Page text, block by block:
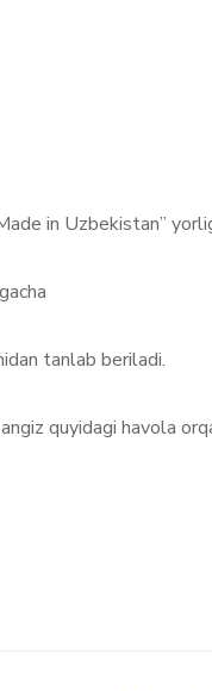
in Uzbekistan”
tanlab beriladi.
quyidagi havola